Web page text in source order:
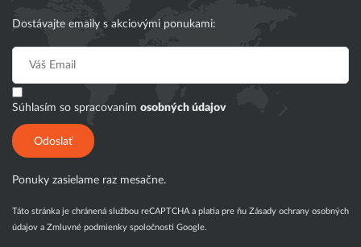
Dostávajte emaily s akciovými ponukami:
Súhlasím so spracovaním osobných údajov
Odoslať
Ponuky zasielame raz mesačne.
Táto stránka je chránená službou reCAPTCHA a platia pre ňu Zásady ochrany osobných
údajov a Zmluvné podmienky spoločnosti Google.